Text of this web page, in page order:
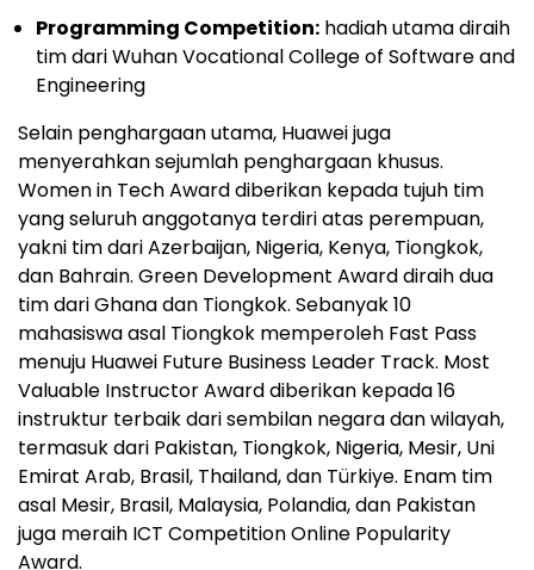
Programming Competition: hadiah utama diraih
tim dari Wuhan Vocational College of Software and
Engineering
Selain penghargaan utama, Huawei juga
menyerahkan sejumlah penghargaan khusus.
Women in Tech Award diberikan kepada tujuh tim
yang seluruh anggotanya terdiri atas perempuan,
yakni tim dari Azerbaijan, Nigeria, Kenya, Tiongkok,
dan Bahrain. Green Development Award diraih dua
tim dari Ghana dan Tiongkok. Sebanyak 10
mahasiswa asal Tiongkok memperoleh Fast Pass
menuju Huawei Future Business Leader Track. Most
Valuable Instructor Award diberikan kepada 16
instruktur terbaik dari sembilan negara dan wilayah,
termasuk dari Pakistan, Tiongkok, Nigeria, Mesir, Uni
Emirat Arab, Brasil, Thailand, dan Türkiye. Enam tim
asal Mesir, Brasil, Malaysia, Polandia, dan Pakistan
juga meraih ICT Competition Online Popularity
Award.